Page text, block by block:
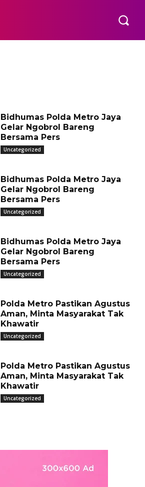
Bidhumas Polda Metro Jaya
Gelar Ngobrol Bareng
Bersama Pers
Uncategorized
Bidhumas Polda Metro Jaya
Gelar Ngobrol Bareng
Bersama Pers
Uncategorized
Bidhumas Polda Metro Jaya
Gelar Ngobrol Bareng
Bersama Pers
Uncategorized
Polda Metro Pastikan Agustus
Aman, Minta Masyarakat Tak
Khawatir
Uncategorized
Polda Metro Pastikan Agustus
Aman, Minta Masyarakat Tak
Khawatir
Uncategorized